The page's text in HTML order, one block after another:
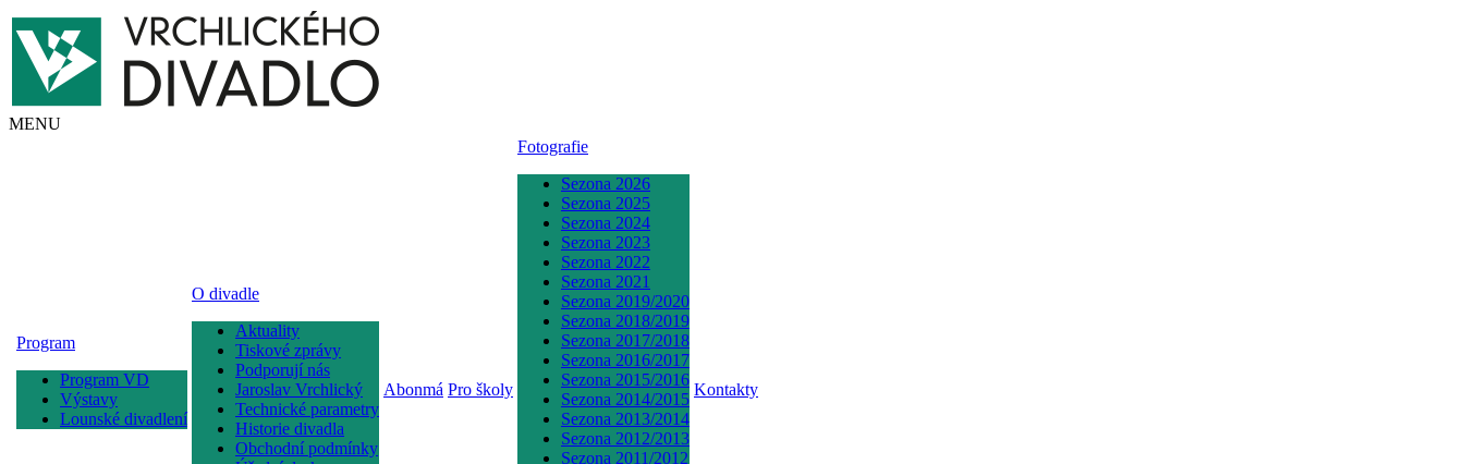
MENU
Program
Program VD
Výstavy
Lounské divadlení
O divadle
Aktuality
Tiskové zprávy
Podporují nás
Jaroslav Vrchlický
Technické parametry
Historie divadla
Obchodní podmínky
Abonmá Pro školy
Fotografie
Sezona 2026
Sezona 2025
Sezona 2024
Sezona 2023
Sezona 2022
Sezona 2021
Sezona 2019/2020
Sezona 2018/2019
Sezona 2017/2018
Sezona 2016/2017
Sezona 2015/2016
Sezona 2014/2015
Sezona 2013/2014
Sezona 2012/2013
Sezona 2011/2012
Kontakty